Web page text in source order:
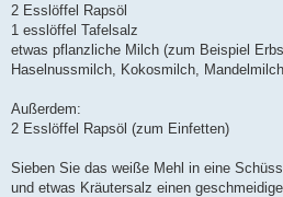
2 Esslöffel Rapsöl
1 esslöffel Tafelsalz
etwas pflanzliche Milch (zum Beispiel
Haselnussmilch, Kokosmilch,
Außerdem:
2 Esslöffel Rapsöl (zum Einfetten)
Sieben Sie das weiße Mehl in eine
und etwas Kräutersalz einen